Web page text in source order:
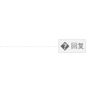
回复